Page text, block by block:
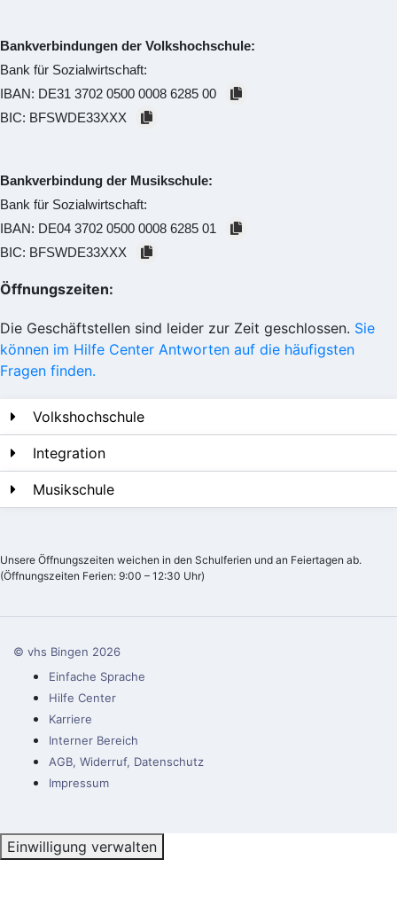
Bankverbindungen der Volkshochschule:
Bank für Sozialwirtschaft:
IBAN: DE31 3702 0500 0008 6285 00
BIC: BFSWDE33XXX
Bankverbindung der Musikschule:
Bank für Sozialwirtschaft:
IBAN: DE04 3702 0500 0008 6285 01
BIC: BFSWDE33XXX
Öffnungszeiten:
Die Geschäftstellen sind leider zur Zeit geschlossen. Sie
können im Hilfe Center Antworten auf die häufigsten
Fragen finden.
Volkshochschule
Integration
Musikschule
Unsere Öffnungszeiten weichen in den Schulferien und an Feiertagen ab.
(Öffnungszeiten Ferien: 9:00 – 12:30 Uhr)
© vhs Bingen 2026
Einfache Sprache
Hilfe Center
Karriere
Interner Bereich
AGB, Widerruf, Datenschutz
Impressum
Einwilligung verwalten